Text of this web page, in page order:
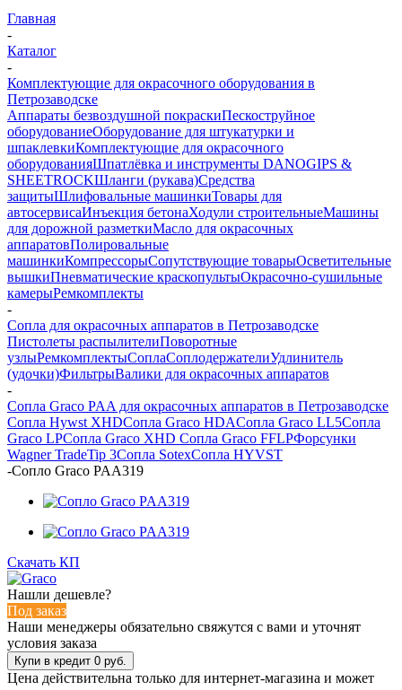
Главная
-
Каталог
-
Комплектующие для окрасочного оборудования в
Петрозаводске
Аппараты безвоздушной покраскиПескоструйное
оборудованиеОборудование для штукатурки и
шпаклевкиКомплектующие для окрасочного
оборудованияШпатлёвка и инструменты DANOGIPS &
SHEETROCKШланги (рукава)Средства
защитыШлифовальные машинкиТовары для
автосервисаИнъекция бетонаХодули строительныеМашины
для дорожной разметкиМасло для окрасочных
аппаратовПолировальные
машинкиКомпрессорыСопутствующие товарыОсветительные
вышкиПневматические краскопультыОкрасочно-сушильные
камерыРемкомплекты
-
Сопла для окрасочных аппаратов в Петрозаводске
Пистолеты распылителиПоворотные
узлыРемкомплектыСоплаСоплодержателиУдлинитель
(удочки)ФильтрыВалики для окрасочных аппаратов
-
Сопла Graco PAA для окрасочных аппаратов в Петрозаводске
Сопла Hywst XHDСопла Graco HDAСопла Graco LL5Сопла
Graco LPСопла Graco XHD Сопла Graco FFLPФорсунки
Wagner TradeTip 3Сопла SotexСопла HYVST
-Сопло Graco PAA319
Скачать КП
Нашли дешевле?
Под заказ
Наши менеджеры обязательно свяжутся с вами и уточнят
условия заказа
Цена действительна только для интернет-магазина и может